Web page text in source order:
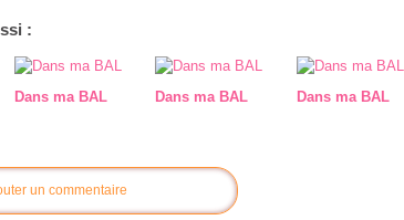
:
Dans ma BAL Dans ma BAL Dans ma BAL
un commentaire